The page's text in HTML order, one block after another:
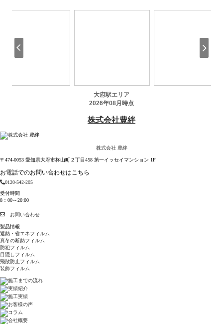
株式会社 豊絆
〒474-0053 愛知県大府市柊山町２丁目458 第一イッセイマンション 1F
お電話でのお問い合わせはこちら
0120-542-205
受付時間
8：00～20:00
お問い合わせ
製品情報
遮熱・省エネフィルム
真冬の断熱フィルム
防犯フィルム
目隠しフィルム
飛散防止フィルム
装飾フィルム